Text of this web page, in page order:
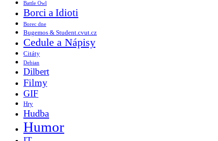
Battle Owl
Borci a Idioti
Borec dne
Bugemos & Student.cvut.cz
Cedule a Nápisy
Citáty
Debian
Dilbert
Filmy
GIF
Hry
Hudba
Humor